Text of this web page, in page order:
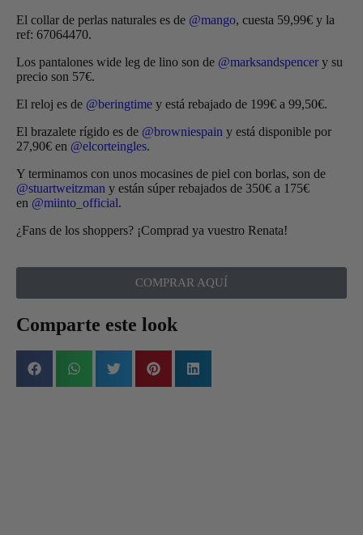
El collar de perlas naturales es de @mango, cuesta 59,99€ y la
ref: 67064470.
Los pantalones wide leg de lino son de @marksandspencer y su
precio son 57€.
El reloj es de @beringtime y está rebajado de 199€ a 99,50€.
El brazalete rígido es de @browniespain y está disponible por
27,90€ en @elcorteingles.
Y terminamos con unos mocasines de piel con borlas, son de
@stuartweitzman y están súper rebajados de 350€ a 175€
en @miinto_official.
¿Fans de los shoppers? ¡Comprad ya vuestro Renata!
COMPRAR AQUÍ
Comparte este look